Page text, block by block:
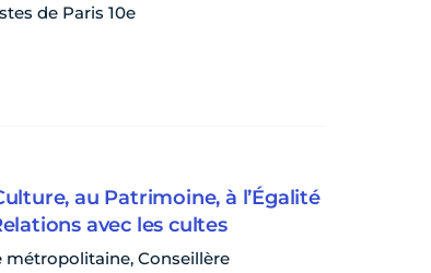
de Paris 10e
au Patrimoine, à l’Égalité
avec les cultes
métropolitaine, Conseillère